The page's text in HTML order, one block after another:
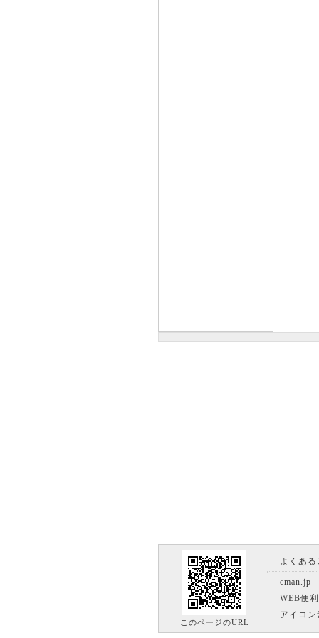
このページのURL
よくあ
cman.jp
WEB便
アイコ